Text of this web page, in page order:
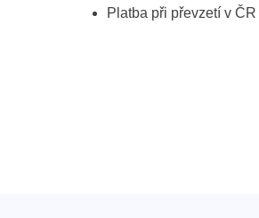
Platba při převzetí v